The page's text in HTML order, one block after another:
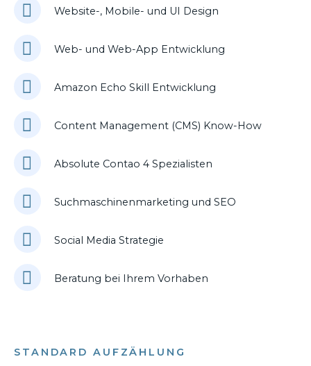
Website-, Mobile- und UI Design
Web- und Web-App Entwicklung
Amazon Echo Skill Entwicklung
Content Management (CMS) Know-How
Absolute Contao 4 Spezialisten
Suchmaschinenmarketing und SEO
Social Media Strategie
Beratung bei Ihrem Vorhaben
STANDARD AUFZÄHLUNG